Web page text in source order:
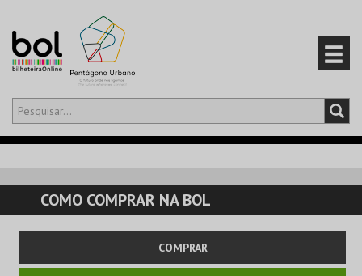
Olá,iniciar sessão
CARRINHO
EVENTOS
CARTÕES
COMO COMPRAR NA BOL
COMPRAR